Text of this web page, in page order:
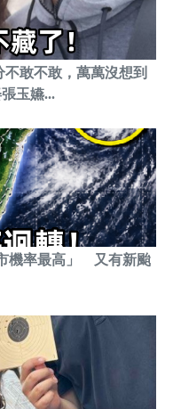
敢不敢，萬萬沒想到
玉嬿...
機率最高」 又有新颱